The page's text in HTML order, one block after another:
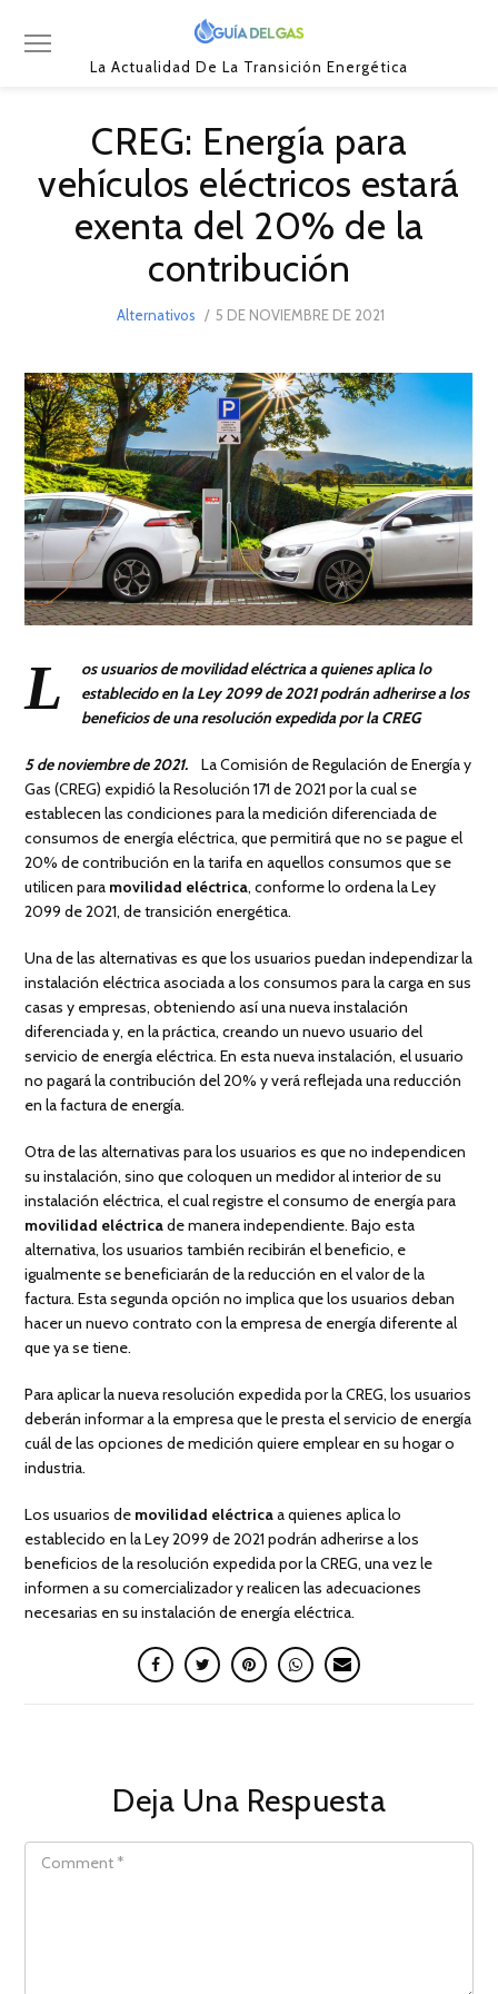
La Actualidad De La Transición Energética
CREG: Energía para
vehículos eléctricos estará
exenta del 20% de la
contribución
Alternativos
POSTED
5 DE NOVIEMBRE DE 2021
DE
2021
L
os usuarios de movilidad eléctrica a quienes aplica lo
establecido en la Ley 2099 de 2021 podrán adherirse a los
beneficios de una resolución expedida por la CREG
5 de noviembre de 2021.
La Comisión de Regulación de Energía y
Gas (CREG) expidió la Resolución 171 de 2021 por la cual se
establecen las condiciones para la medición diferenciada de
consumos de energía eléctrica, que permitirá que no se pague el
20% de contribución en la tarifa en aquellos consumos que se
utilicen para movilidad eléctrica, conforme lo ordena la Ley
2099 de 2021, de transición energética.
Una de las alternativas es que los usuarios puedan independizar la
instalación eléctrica asociada a los consumos para la carga en sus
casas y empresas, obteniendo así una nueva instalación
diferenciada y, en la práctica, creando un nuevo usuario del
servicio de energía eléctrica. En esta nueva instalación, el usuario
no pagará la contribución del 20% y verá reflejada una reducción
en la factura de energía.
Otra de las alternativas para los usuarios es que no independicen
su instalación, sino que coloquen un medidor al interior de su
instalación eléctrica, el cual registre el consumo de energía para
movilidad eléctricade manera independiente. Bajo esta
alternativa, los usuarios también recibirán el beneficio, e
igualmente se beneficiarán de la reducción en el valor de la
factura. Esta segunda opción no implica que los usuarios deban
hacer un nuevo contrato con la empresa de energía diferente al
que ya se tiene.
Para aplicar la nueva resolución expedida por la CREG, los usuarios
deberán informar a la empresa que le presta el servicio de energía
cuál de las opciones de medición quiere emplear en su hogar o
industria.
Los usuarios de movilidad eléctricaa quienes aplica lo
establecido en la Ley 2099 de 2021 podrán adherirse a los
beneficios de la resolución expedida por la CREG, una vez le
informen a su comercializador y realicen las adecuaciones
necesarias en su instalación de energía eléctrica.
Deja Una Respuesta
COMMENT